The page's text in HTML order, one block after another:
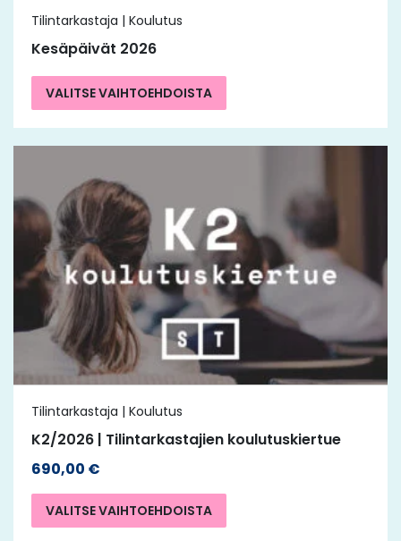
Tilintarkastaja | Koulutus
Kesäpäivät 2026
VALITSE VAIHTOEHDOISTA
Tilintarkastaja | Koulutus
K2/2026 | Tilintarkastajien koulutuskiertue
690,00 €
VALITSE VAIHTOEHDOISTA